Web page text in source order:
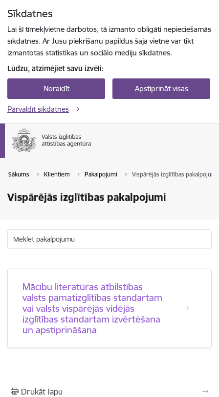
Sīkdatnes
Lai šī tīmekļvietne darbotos, tā izmanto obligāti nepieciešamās
sīkdatnes. Ar Jūsu piekrišanu papildus šajā vietnē var tikt
izmantotas statistikas un sociālo mediju sīkdatnes.
Lūdzu, atzīmējiet savu izvēli:
Noraidīt Apstiprināt visas
Pārvaldīt sīkdatnes
Sākums Klientiem Pakalpojumi Vispārējās izglītības pakalpojumi
Vispārējās izglītības pakalpojumi
Meklēt pakalpojumu
Mācību literatūras atbilstības
valsts pamatizglītības standartam
vai valsts vispārējās vidējās
izglītības standartam izvērtēšana
un apstiprināšana
Drukāt lapu